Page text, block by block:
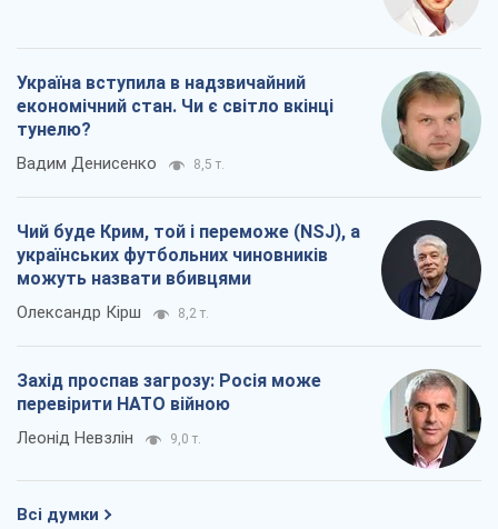
Україна вступила в надзвичайний
економічний стан. Чи є світло вкінці
тунелю?
Вадим Денисенко 8,5 т.
Чий буде Крим, той і переможе (NSJ), а
українських футбольних чиновників
можуть назвати вбивцями
Олександр Кірш 8,2 т.
Захід проспав загрозу: Росія може
перевірити НАТО війною
Леонід Невзлін 9,0 т.
Всі думки